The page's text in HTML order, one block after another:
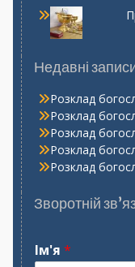
Недавні
Розклад
Розклад
Розклад
Розклад
Розклад
Зворотній
Ім'я *